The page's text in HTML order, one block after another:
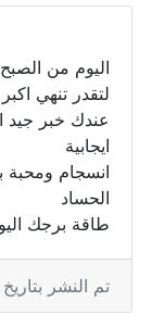
اليوم من
لتقدر تنهي
عندك خبر جيد
ايجابية
انسجام ومحبة
الحساد
طاقة برجك اليوم
تم النشر بتاريخ 30 يناير، 2019